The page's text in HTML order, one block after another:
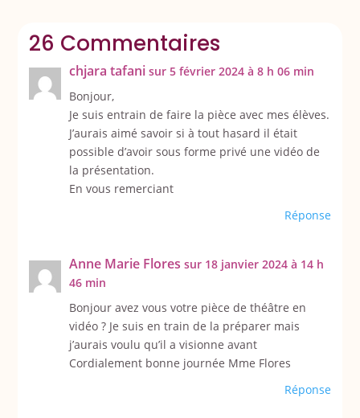
26 Commentaires
chjara tafani sur 5 février 2024 à 8 h 06 min
Bonjour,
Je suis entrain de faire la pièce avec mes élèves.
J’aurais aimé savoir si à tout hasard il était
possible d’avoir sous forme privé une vidéo de
la présentation.
En vous remerciant
Réponse
Anne Marie Flores sur 18 janvier 2024 à 14 h
46 min
Bonjour avez vous votre pièce de théâtre en
vidéo ? Je suis en train de la préparer mais
j’aurais voulu qu’il a visionne avant
Cordialement bonne journée Mme Flores
Réponse